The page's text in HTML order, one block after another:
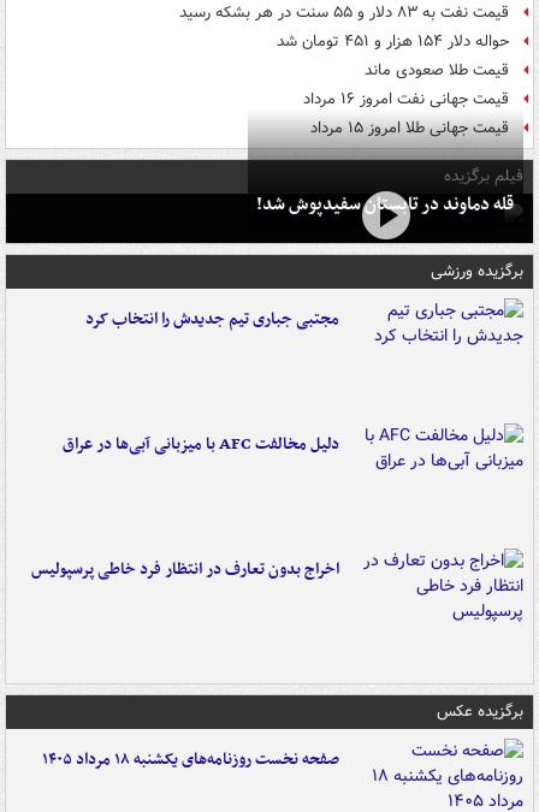
قیمت نفت به ۸۳ دلار و ۵۵ سنت در هر بشکه رسید
حواله دلار ۱۵۴ هزار و ۴۵۱ تومان شد
قیمت طلا صعودی ماند
قیمت جهانی نفت امروز ۱۶ مرداد
قیمت جهانی طلا امروز ۱۵ مرداد
فیلم برگزیده
قله دماوند در تابستان سفیدپوش شد!
برگزیده ورزشی
مجتبی جباری تیم جدیدش را انتخاب کرد
دلیل مخالفت AFC با میزبانی آبی‌ها در عراق
اخراج بدون تعارف در انتظار فرد خاطی پرسپولیس
برگزیده عکس
صفحه نخست روزنامه‌های یکشنبه ۱۸ مرداد ۱۴۰۵